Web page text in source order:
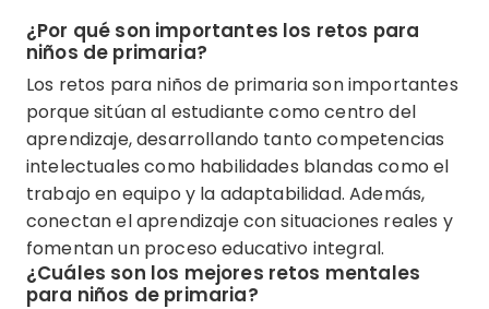
¿Por qué son importantes los retos para
niños de primaria?
Los retos para niños de primaria son importantes
porque sitúan al estudiante como centro del
aprendizaje, desarrollando tanto competencias
intelectuales como habilidades blandas como el
trabajo en equipo y la adaptabilidad. Además,
conectan el aprendizaje con situaciones reales y
fomentan un proceso educativo integral.
¿Cuáles son los mejores retos mentales
para niños de primaria?